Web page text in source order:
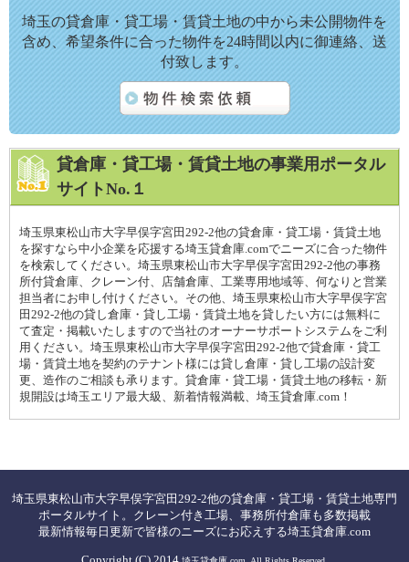
埼玉の貸倉庫・貸工場・賃貸土地の中から未公開物件を
含め、希望条件に合った物件を24時間以内に御連絡、送
付致します。
貸倉庫・貸工場・賃貸土地の事業用ポータル
サイトNo.１
埼玉県東松山市大字早俣字宮田292-2他の貸倉庫・貸工場・賃貸土地
を探すなら中小企業を応援する埼玉貸倉庫.comでニーズに合った物件
を検索してください。埼玉県東松山市大字早俣字宮田292-2他の事務
所付貸倉庫、クレーン付、店舗倉庫、工業専用地域等、何なりと営業
担当者にお申し付けください。その他、埼玉県東松山市大字早俣字宮
田292-2他の貸し倉庫・貸し工場・賃貸土地を貸したい方には無料に
て査定・掲載いたしますので当社のオーナーサポートシステムをご利
用ください。埼玉県東松山市大字早俣字宮田292-2他で貸倉庫・貸工
場・賃貸土地を契約のテナント様には貸し倉庫・貸し工場の設計変
更、造作のご相談も承ります。貸倉庫・貸工場・賃貸土地の移転・新
規開設は埼玉エリア最大級、新着情報満載、埼玉貸倉庫.com！
埼玉県東松山市大字早俣字宮田292-2他の貸倉庫・貸工場・賃貸土地専門
ポータルサイト。クレーン付き工場、事務所付倉庫も多数掲載
最新情報毎日更新で皆様のニーズにお応えする埼玉貸倉庫.com